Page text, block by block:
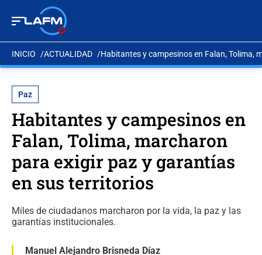
INICIO ACTUALIDAD Habitantes y campesinos en Falan, Tolima,
Paz
Habitantes y campesinos en
Falan, Tolima, marcharon
para exigir paz y garantías
en sus territorios
Miles de ciudadanos marcharon por la vida, la paz y las
garantías institucionales.
Manuel Alejandro Brisneda Díaz